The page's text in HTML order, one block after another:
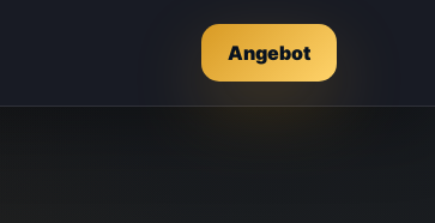
Angebot